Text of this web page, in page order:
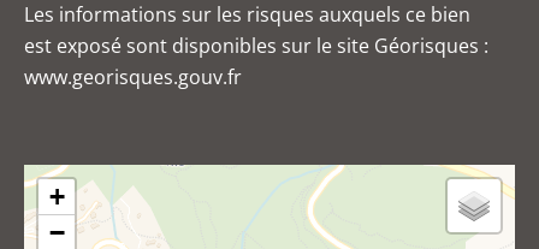
Les informations sur les risques auxquels ce bien
est exposé sont disponibles sur le site Géorisques :
www.georisques.gouv.fr
+
−